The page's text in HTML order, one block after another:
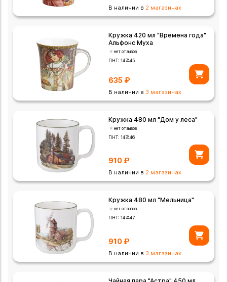
В наличии в 2 магазинах
Кружка 420 мл "Времена года"
Альфонс Муха
нет отзывов
ПНТ:147445
635 ₽
В наличии в 3 магазинах
Кружка 480 мл "Дом у леса"
нет отзывов
ПНТ:147446
910 ₽
В наличии в 2 магазинах
Кружка 480 мл "Мельница"
нет отзывов
ПНТ:147447
910 ₽
В наличии в 3 магазинах
Чайная пара "Астра" 450 мл